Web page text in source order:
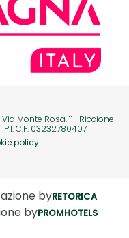
Via Monte Rosa, 11 | Riccione
C.F. 03232780407
policy
byRETORICA
byPROMHOTELS